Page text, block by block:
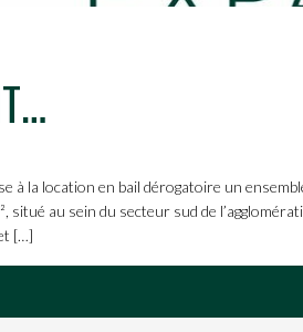
A LOUER – ENTREPOTS URBAINS – 5600m2
à la location en bail dérogatoire un
situé au sein du secteur sud de
[…]